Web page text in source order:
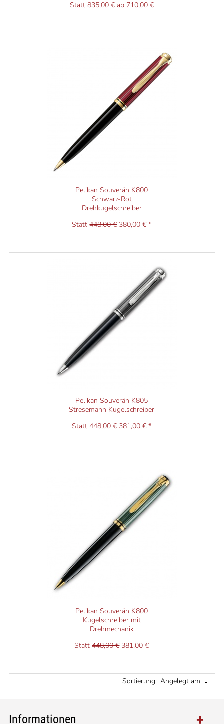
Statt 835,00 € ab 710,00 €
Pelikan Souverän K800
Schwarz-Rot
Drehkugelschreiber
Statt448,00 € 380,00 € *
Pelikan Souverän K805
Stresemann Kugelschreiber
Statt448,00 € 381,00 € *
Pelikan Souverän K800
Kugelschreiber mit
Drehmechanik
Statt448,00 € 381,00 €
Sortierung: Angelegt am
Informationen